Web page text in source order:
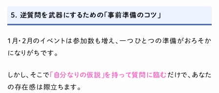
5. 逆質問を武器にするための「事前準備のコツ」
1月・2月のイベントは参加数も増え、一つひとつの準備がおろそか
になりがちです。
しかし、そこで 「自分なりの仮説」を持って質問に臨む だけで、あなた
の存在感は際立ちます。